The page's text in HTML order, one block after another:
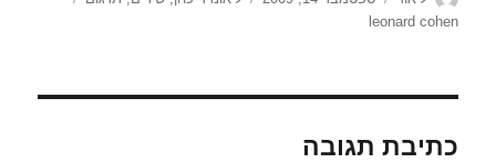
בתאריךleonard cohen
כתיבת תגובה